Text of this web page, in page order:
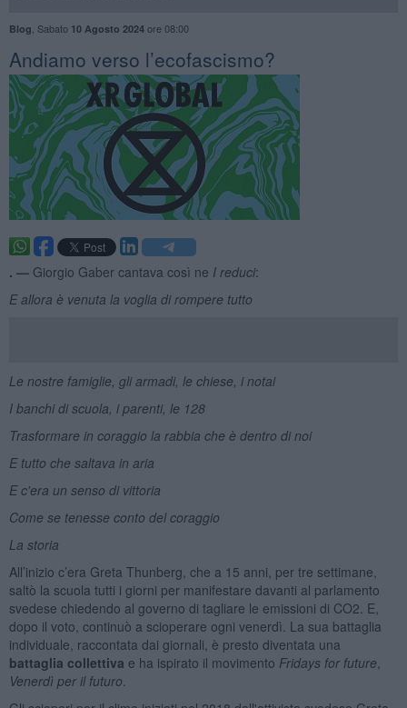
Blog Sabato 10 Agosto 2024ore 08:00
Andiamo verso l’ecofascismo?
. — Giorgio Gaber cantava così ne I reduci:
E allora è venuta la voglia di rompere tutto
Le nostre famiglie, gli armadi, le chiese, i notai
I banchi di scuola, i parenti, le 128
Trasformare in coraggio la rabbia che è dentro di noi
E tutto che saltava in aria
E c'era un senso di vittoria
Come se tenesse conto del coraggio
La storia
All’inizio c’era Greta Thunberg, che a 15 anni, per tre settimane,
saltò la scuola tutti i giorni per manifestare davanti al parlamento
svedese chiedendo al governo di tagliare le emissioni di CO2. E,
dopo il voto, continuò a scioperare ogni venerdì. La sua battaglia
individuale, raccontata dai giornali, è presto diventata una
battaglia collettiva e ha ispirato il movimento Fridays for future
Venerdì per il futuro